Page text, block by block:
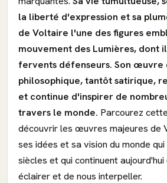
la liberté d'expression et sa
de Voltaire l'une des figures
mouvement des Lumières, dont
fervents défenseurs. Son
philosophique, tantôt satirique,
et continue d'inspirer de
travers le monde. Parcourez
découvrir les œuvres majeures de
ses idées et sa vision du monde
siècles et qui continuent
éclairer et de nous interpeller.